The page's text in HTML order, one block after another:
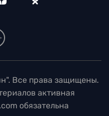
Все права защищены.
активная
обязательна